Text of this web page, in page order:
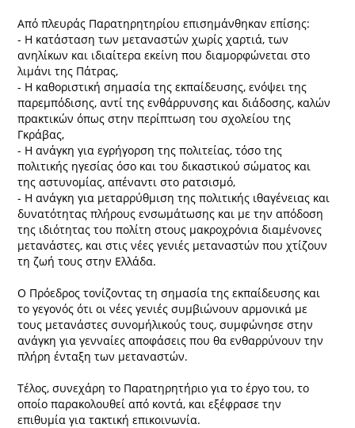
Από πλευράς Παρατηρητηρίου επισημάνθηκαν επίσης:
- Η κατάσταση των μεταναστών χωρίς χαρτιά, των
ανηλίκων και ιδιαίτερα εκείνη που διαμορφώνεται στο
λιμάνι της Πάτρας,
- Η καθοριστική σημασία της εκπαίδευσης, ενόψει της
παρεμπόδισης, αντί της ενθάρρυνσης και διάδοσης, καλών
πρακτικών όπως στην περίπτωση του σχολείου της
Γκράβας,
- Η ανάγκη για εγρήγορση της πολιτείας, τόσο της
πολιτικής ηγεσίας όσο και του δικαστικού σώματος και
της αστυνομίας, απέναντι στο ρατσισμό,
- Η ανάγκη για μεταρρύθμιση της πολιτικής ιθαγένειας και
δυνατότητας πλήρους ενσωμάτωσης και με την απόδοση
της ιδιότητας του πολίτη στους μακροχρόνια διαμένονες
μετανάστες, και στις νέες γενιές μεταναστών που χτίζουν
τη ζωή τους στην Ελλάδα.
Ο Πρόεδρος τονίζοντας τη σημασία της εκπαίδευσης και
το γεγονός ότι οι νέες γενιές συμβιώνουν αρμονικά με
τους μετανάστες συνομήλικούς τους, συμφώνησε στην
ανάγκη για γενναίες αποφάσεις που θα ενθαρρύνουν την
πλήρη ένταξη των μεταναστών.
Τέλος, συνεχάρη το Παρατηρητήριο για το έργο του, το
οποίο παρακολουθεί από κοντά, και εξέφρασε την
επιθυμία για τακτική επικοινωνία.